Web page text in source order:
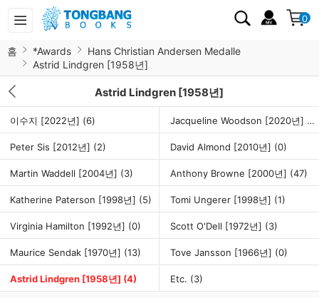
0
홈 *Awards
Hans Christian Andersen Medalle
Astrid Lindgren [1958년]
Astrid Lindgren [1958년]
이수지 [2022년] (6) Jacqueline Woodson [2020년]
(3)
Peter Sis [2012년] (2) David Almond [2010년] (0)
Martin Waddell [2004년] (3) Anthony Browne [2000년] (47)
Katherine Paterson [1998년] (5) Tomi Ungerer [1998년] (1)
Virginia Hamilton [1992년] (0) Scott O'Dell [1972년] (3)
Maurice Sendak [1970년] (13) Tove Jansson [1966년] (0)
Astrid Lindgren [1958년] (4) Etc. (3)